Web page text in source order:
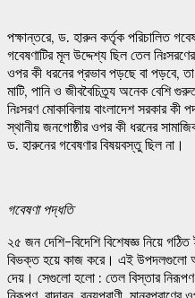
পক্ষান্তরে, ড. হারুন কর্তৃক পরিচালিত
গবেষণাটির মূল উদ্দেশ্য ছিল তেল
ওপর কী ধরনের প্রভাব পড়ছে বা পড়বে,
মাটি, পানি ও জীববৈচিত্র্য অনেক
নিঃসরণ মোকাবিলায় বাংলাদেশ সরকার কী
স্থানীয় জনগোষ্ঠীর ওপর কী ধরনের
ড. হারুনের গবেষণার বিষয়বস্তু ছিল না।
গবেষণাপদ্ধতি
২৫ জন দেশি-বিদেশি বিশেষজ্ঞ নিয়ে
বিভক্ত হয়ে কাজ করে। এই উপদলগুলো
দেয়। সেগুলো হলো : তেল বিস্তার